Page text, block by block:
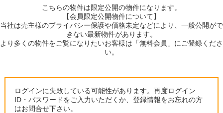
こちらの物件は限定公開の物件になります。
【会員限定公開物件について】
当社は売主様のプライバシー保護や価格未定などにより、一般公開がで
きない最新物件があります。
より多くの物件をご覧になりたいお客様は「無料会員」にご登録くださ
い。
ログインに失敗している可能性があります。再度ログイン
ID・パスワードをご入力いただくか、登録情報をお忘れの方
はお問合せ下さい。